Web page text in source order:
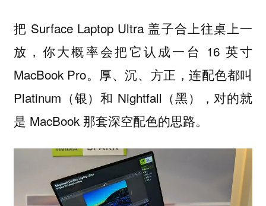
把 Surface Laptop Ultra 盖子合上往桌上一
放，你大概率会把它认成一台 16 英寸
MacBook Pro。厚、沉、方正，连配色都叫
Platinum（银）和 Nightfall（黑），对的就
是 MacBook 那套深空配色的思路。